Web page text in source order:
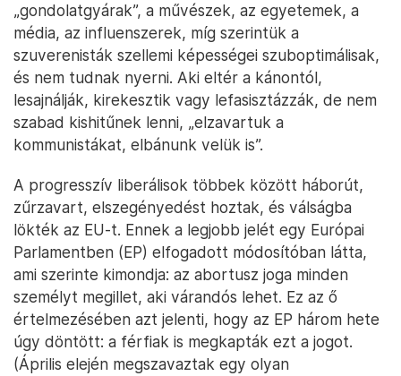
„gondolatgyárak”, a művészek, az egyetemek, a
média, az influenszerek, míg szerintük a
szuverenisták szellemi képességei szuboptimálisak,
és nem tudnak nyerni. Aki eltér a kánontól,
lesajnálják, kirekesztik vagy lefasisztázzák, de nem
szabad kishitűnek lenni, „elzavartuk a
kommunistákat, elbánunk velük is”.
A progresszív liberálisok többek között háborút,
zűrzavart, elszegényedést hoztak, és válságba
lökték az EU-t. Ennek a legjobb jelét egy Európai
Parlamentben (EP) elfogadott módosítóban látta,
ami szerinte kimondja: az abortusz joga minden
személyt megillet, aki várandós lehet. Ez az ő
értelmezésében azt jelenti, hogy az EP három hete
úgy döntött: a férfiak is megkapták ezt a jogot.
(Április elején megszavaztak egy olyan